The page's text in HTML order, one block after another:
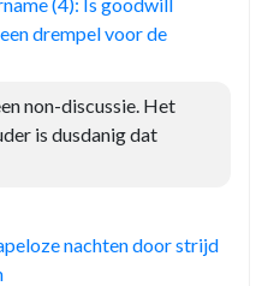
drempel voor de
non-discussie. Het
is dusdanig dat
nachten door strijd